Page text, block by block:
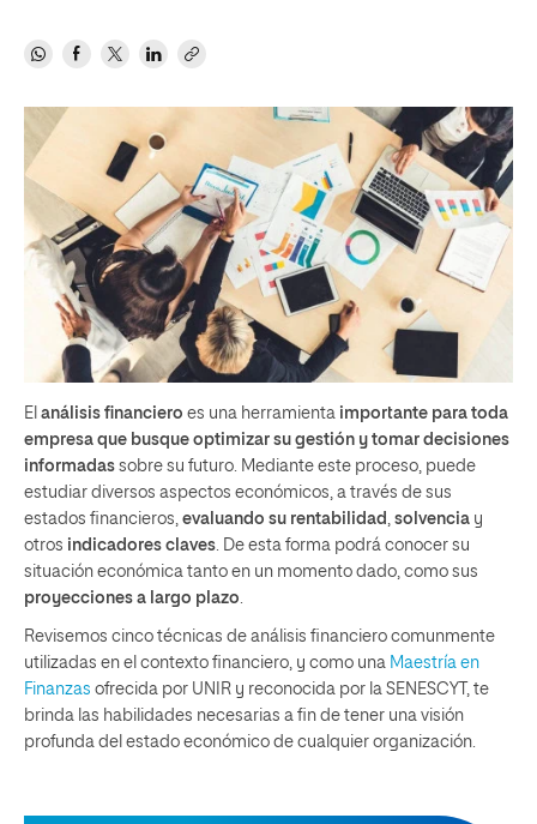
El análisis financiero es una herramienta importante para toda
empresa que busque optimizar su gestión y tomar decisiones
informadas sobre su futuro. Mediante este proceso, puede
estudiar diversos aspectos económicos, a través de sus
estados financieros, evaluando su rentabilidad solvencia y
otros indicadores claves . De esta forma podrá conocer su
situación económica tanto en un momento dado, como sus
proyecciones a largo plazo
Revisemos cinco técnicas de análisis financiero comunmente
utilizadas en el contexto financiero, y como una Maestría en
Finanzas ofrecida por UNIR y reconocida por la SENESCYT, te
brinda las habilidades necesarias a fin de tener una visión
profunda del estado económico de cualquier organización.